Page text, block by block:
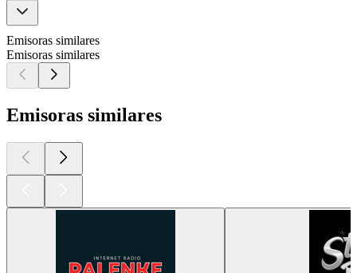
Emisoras similares
Emisoras similares
Emisoras similares